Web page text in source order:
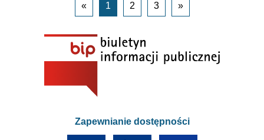
Zapewnianie dostępności
« 1 2 3 »